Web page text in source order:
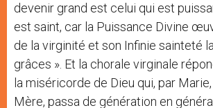
devenir grand est celui qui est
est saint, car la Puissance Divine
de la virginité et son Infinie sainteté
grâces ». Et la chorale virginale
la miséricorde de Dieu qui, par
Mère, passa de génération en